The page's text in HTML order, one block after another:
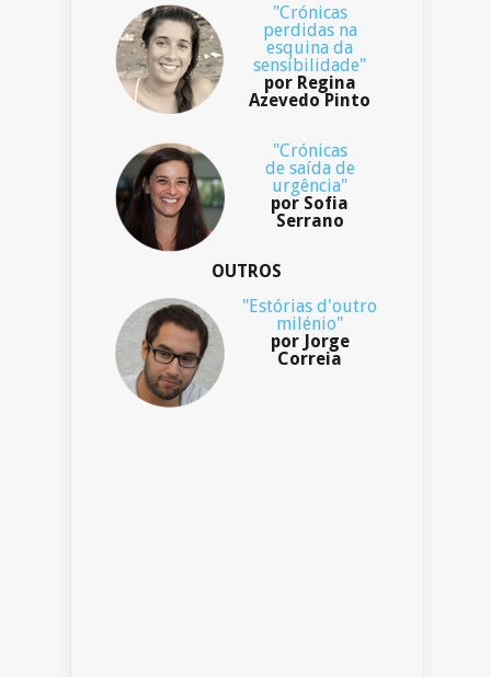
"Crónicas
perdidas na
esquina da
sensibilidade"
por Regina
Azevedo Pinto
"Crónicas
de saída de
urgência"
por Sofia
Serrano
OUTROS
"Estórias d'outro
milénio"
por Jorge
Correia